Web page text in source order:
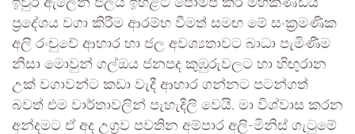
ඉවුර ඇලෙන් ජලය ඉහළට පොම්ප කර මහකණ්ඩිය
ප්‍රදේශය වගා කිරීම ආරම්භ වීමත් සමඟ මේ සංක්‍රමණික
අලි රංචුවේ ආහාර හා ජල අවශ්‍යතාවට බාධා පැමිණීම
නිසා මොවුන් ගල්ඔය ජනපද කුඹුරුවලට හා හිඟුරාන
උක් වගාවන්ට කඩා වැදී ආහාර ගන්නට පටන්ගත්
බවත් එම වාර්තාවලින් පැහැදිලි වෙයි. මා විශ්වාස කරන
අන්දමට ඒ අද උග්‍රව පවතින අම්පාර අලි-මිනිස් ගැටුමේ